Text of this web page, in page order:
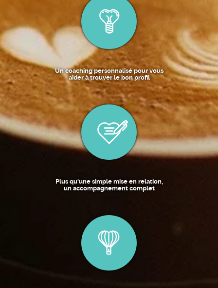
Un coaching personnalisé pour vous
aider à trouver le bon profil
Plus qu'une simple mise en relation,
un accompagnement complet